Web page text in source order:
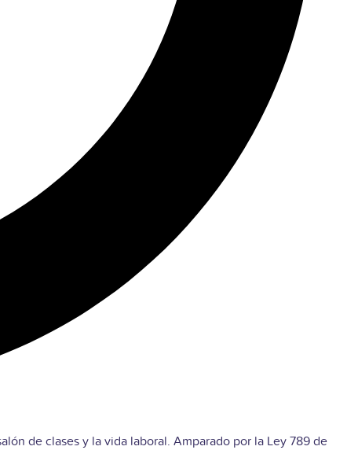
de clases y la vida laboral. Amparado por la Ley 789 de